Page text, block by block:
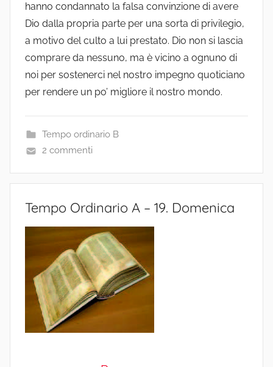
hanno condannato la falsa convinzione di avere
Dio dalla propria parte per una sorta di privilegio,
a motivo del culto a lui prestato. Dio non si lascia
comprare da nessuno, ma è vicino a ognuno di
noi per sostenerci nel nostro impegno quoticiano
per rendere un po’ migliore il nostro mondo.
Tempo ordinario B
2 commenti
Tempo Ordinario A – 19. Domenica